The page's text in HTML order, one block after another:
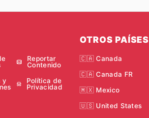
Reportar
Contenido
y
Política de
Privacidad
OTROS PAÍSES
🇨🇦 Canada
🇨🇦 Canada FR
🇲🇽 Mexico
🇺🇸 United States